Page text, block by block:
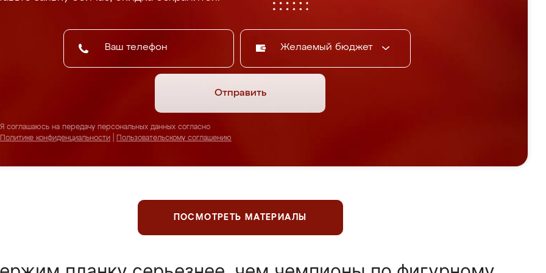
Желаемый бюджет
Отправить
Я соглашаюсь на передачу персональных данных согласно
Политике конфиденциальности
Пользовательскому соглашению
ПОСМОТРЕТЬ МАТЕРИАЛЫ